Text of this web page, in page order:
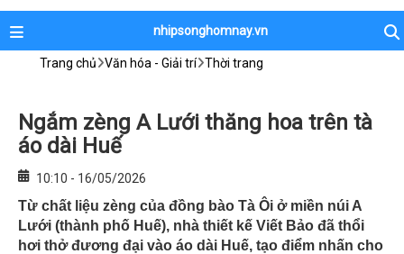
nhipsonghomnay.vn
Trang chủ Văn hóa - Giải trí Thời trang
Ngắm zèng A Lưới thăng hoa trên tà
áo dài Huế
10:10 - 16/05/2026
Từ chất liệu zèng của đồng bào Tà Ôi ở miền núi A
Lưới (thành phố Huế), nhà thiết kế Viết Bảo đã thổi
hơi thở đương đại vào áo dài Huế, tạo điểm nhấn cho